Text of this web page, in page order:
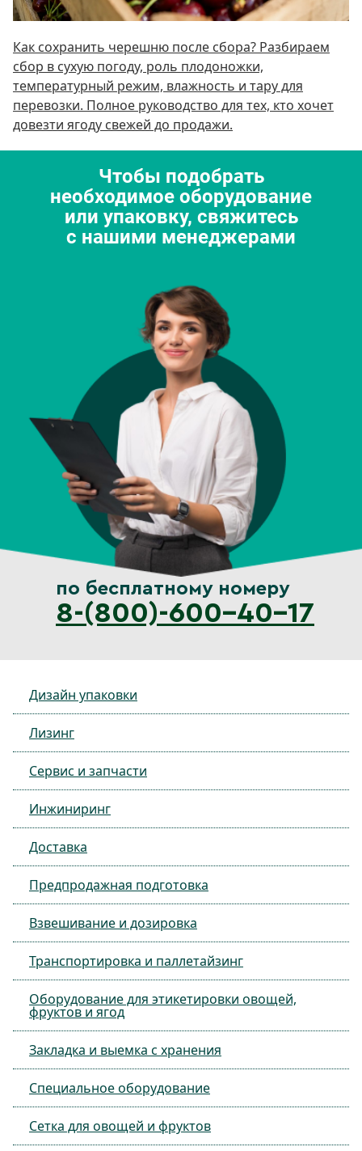
Как сохранить черешню после сбора? Разбираем
сбор в сухую погоду, роль плодоножки,
температурный режим, влажность и тару для
перевозки. Полное руководство для тех, кто хочет
довезти ягоду свежей до продажи.
Чтобы подобрать
необходимое оборудование
или упаковку, свяжитесь
с нашими менеджерами
по бесплатному номеру
8-(800)-600-40-17
Дизайн упаковки
Лизинг
Сервис и запчасти
Инжиниринг
Доставка
Предпродажная подготовка
Взвешивание и дозировка
Транспортировка и паллетайзинг
Оборудование для этикетировки овощей,
фруктов и ягод
Закладка и выемка с хранения
Специальное оборудование
Сетка для овощей и фруктов